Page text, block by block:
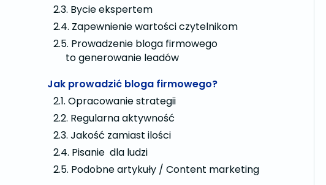
Bycie ekspertem
Zapewnienie wartości czytelnikom
Prowadzenie bloga firmowego
to generowanie leadów
Jak prowadzić bloga firmowego?
Opracowanie strategii
Regularna aktywność
Jakość zamiast ilości
Pisanie dla ludzi
Podobne artykuły / Content marketing